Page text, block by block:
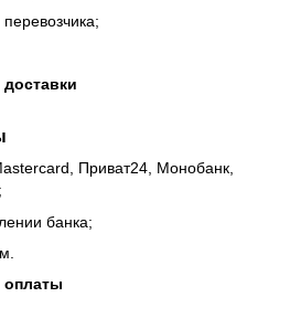
Приват24, Монобанк,
банка;
оплаты